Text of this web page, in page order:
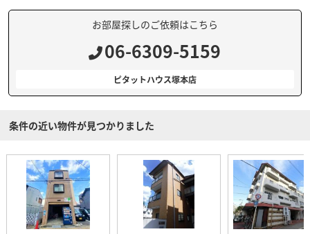
お部屋探しのご依頼はこちら
06-6309-5159
ピタットハウス塚本店
条件の近い物件が見つかりました